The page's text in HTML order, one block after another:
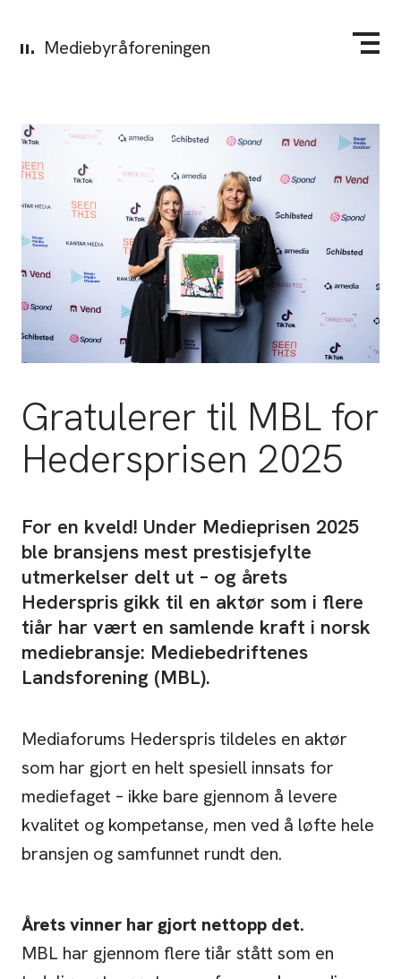
Mediebyråforeningen
Gratulerer til MBL for
Hedersprisen 2025
For en kveld! Under Medieprisen 2025
ble bransjens mest prestisjefylte
utmerkelser delt ut – og årets
Hederspris gikk til en aktør som i flere
tiår har vært en samlende kraft i norsk
mediebransje: Mediebedriftenes
Landsforening (MBL).
Mediaforums Hederspris tildeles en aktør
som har gjort en helt spesiell innsats for
mediefaget – ikke bare gjennom å levere
kvalitet og kompetanse, men ved å løfte hele
bransjen og samfunnet rundt den.
Årets vinner har gjort nettopp det.
MBL har gjennom flere tiår stått som en